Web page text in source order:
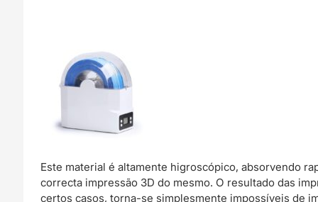
Este material é altamente higroscópico, absorvendo
correcta impressão 3D do mesmo. O resultado das
certos casos, torna-se simplesmente impossíveis de